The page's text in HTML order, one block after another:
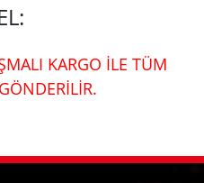
KARGO İLE TÜM